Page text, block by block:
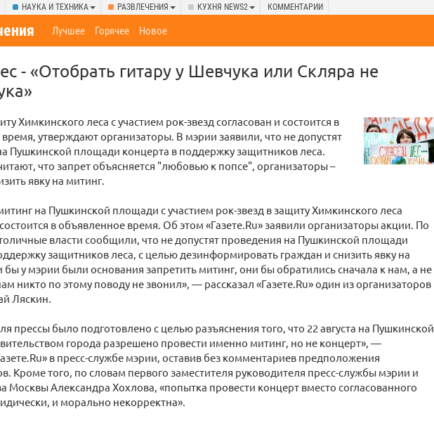
НАУКА И ТЕХНИКА РАЗВЛЕЧЕНИЯ КУХНЯ NEWS2 КОММЕНТАРИИ
Лучшее Горячее Новое
- «Отобрать гитару у Шевчука или Скляра не
Химкинского леса с участием рок-звезд согласован и состоится в
утверждают организаторы. В мэрии заявили, что не допустят
Пушкинской площади концерта в поддержку защитников леса.
что запрет объясняется "любовью к попсе", организаторы –
явку на митинг.
на Пушкинской площади с участием рок-звезд в защиту Химкинского леса
в объявленное время. Об этом «Газете.Ru» заявили организаторы акции. По
власти сообщили, что не допустят проведения на Пушкинской площади
защитников леса, с целью дезинформировать граждан и снизить явку на
бы у мэрии были основания запретить митинг, они бы обратились сначала к нам, а не
никто по этому поводу не звонил», — рассказал «Газете.Ru» один из организаторов
Ляскин.
прессы было подготовлено с целью разъяснения того, что 22 августа на Пушкинской
города разрешено провести именно митинг, но не концерт», —
в пресс-службе мэрии, оставив без комментариев предположения
Кроме того, по словам первого заместителя руководителя пресс-службы мэрии и
Москвы Александра Хохлова, «попытка провести концерт вместо согласованного
и морально некорректна».